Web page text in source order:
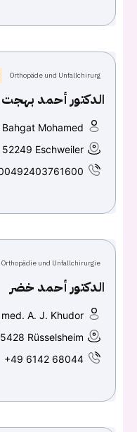
Orthopäde und Unfallchirurg
الدكتور أحمد
Mohamed
Eschweiler
und Unfallchirurgie
الدكتور أحمد خضر
med. A. J. Khudor
Rüsselsheim
+49 6142 68044